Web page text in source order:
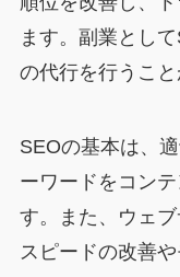
ます。副業とし
の代行を行うこと
SEOの基本は、
ーワードをコン
す。また、ウェ
スピードの改善